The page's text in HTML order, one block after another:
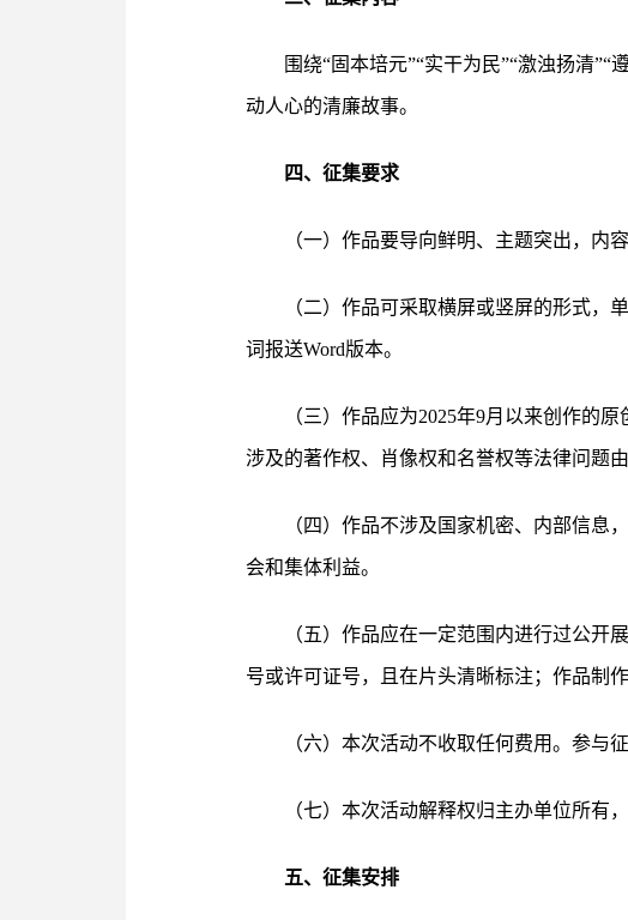
围绕“固本培元”“实干为民”“激浊扬清
动人心的清廉故事。
四、征集要求
（一）作品要导向鲜明、主题突出，内
（二）作品可采取横屏或竖屏的形式，
词报送Word版本。
（三）作品应为2025年9月以来创作的
涉及的著作权、肖像权和名誉权等法律问题
（四）作品不涉及国家机密、内部信息
会和集体利益。
（五）作品应在一定范围内进行过公
号或许可证号，且在片头清晰标注；作品制
（六）本次活动不收取任何费用。参与
（七）本次活动解释权归主办单位所有
五、征集安排